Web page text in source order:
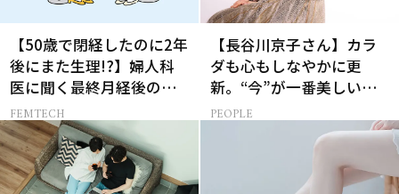
【50歳で閉経したのに2年
後にまた生理!?】婦人科
医に聞く最終月経後の出
血の対処法
FEMTECH
【長谷川京子さん】カラ
ダも心もしなやかに更
新。“今”が一番美しい
［特別画像集］
PEOPLE